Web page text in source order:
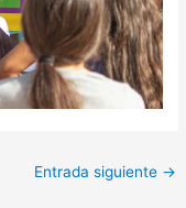
Entrada siguiente →